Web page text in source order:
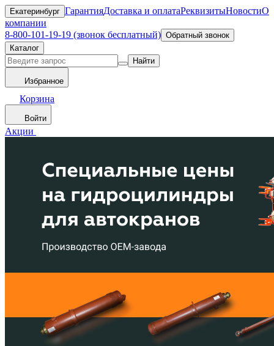
Екатеринбург ГарантияДоставка и оплатаРеквизитыНовостиО
компании
8-800-101-19-19 (звонок бесплатный) Обратный звонок
Каталог
Найти
Избранное
Корзина
Войти
Акции